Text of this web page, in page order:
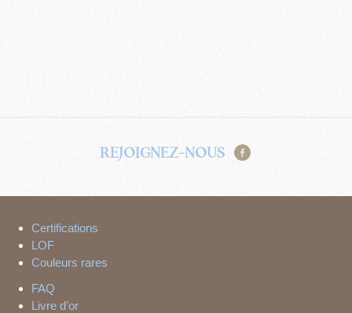
REJOIGNEZ-NOUS
Certifications
LOF
Couleurs rares
FAQ
Livre d’or